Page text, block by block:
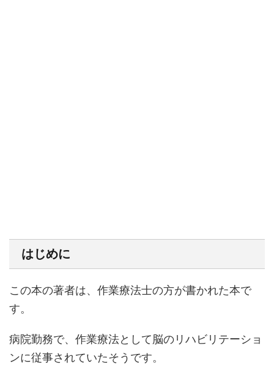
はじめに
この本の著者は、作業療法士の方が書かれた本で
す。
病院勤務で、作業療法として脳のリハビリテーショ
ンに従事されていたそうです。